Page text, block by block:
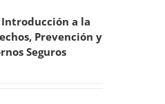
Introducción a la
Prevención y
Seguros